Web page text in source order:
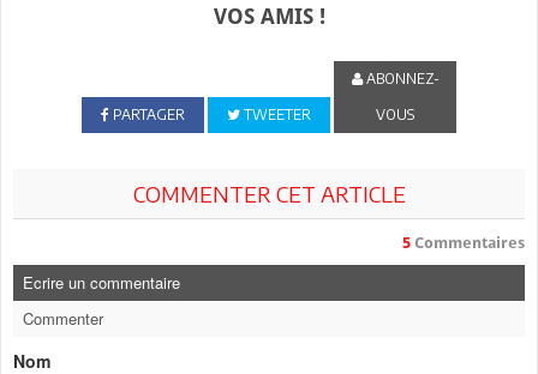
VOS AMIS !
PARTAGER TWEETER
ABONNEZ-
VOUS
COMMENTER CET ARTICLE
5 Commentaires
Ecrire un commentaire
Commenter
Nom